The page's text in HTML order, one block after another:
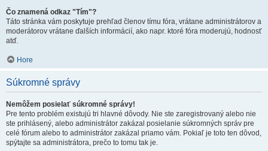
Čo znamená odkaz "Tím"?
Táto stránka vám poskytuje prehľad členov tímu fóra, vrátane administrátorov a
moderátorov vrátane ďalších informácií, ako napr. ktoré fóra moderujú, hodnosť
atď.
Hore
Súkromné správy
Nemôžem posielať súkromné správy!
Pre tento problém existujú tri hlavné dôvody. Nie ste zaregistrovaný alebo nie
ste prihlásený, alebo administrátor zakázal posielanie súkromných správ pre
celé fórum alebo to administrátor zakázal priamo vám. Pokiaľ je toto ten dôvod,
spýtajte sa administrátora, prečo to tomu tak je.